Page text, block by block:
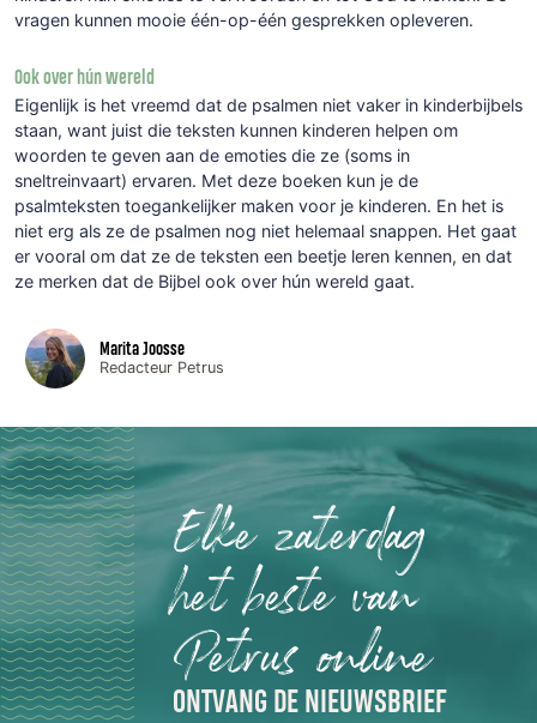
vragen kunnen mooie één-op-één gesprekken opleveren.
Ook over hún wereld
Eigenlijk is het vreemd dat de psalmen niet vaker in kinderbijbels
staan, want juist die teksten kunnen kinderen helpen om
woorden te geven aan de emoties die ze (soms in
sneltreinvaart) ervaren. Met deze boeken kun je de
psalmteksten toegankelijker maken voor je kinderen. En het is
niet erg als ze de psalmen nog niet helemaal snappen. Het gaat
er vooral om dat ze de teksten een beetje leren kennen, en dat
ze merken dat de Bijbel ook over hún wereld gaat.
Marita Joosse
Redacteur Petrus
Elke zaterdag
het beste van
Petrus online
ONTVANG DE NIEUWSBRIEF